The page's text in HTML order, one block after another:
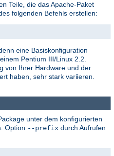
Teile, die das Apache-Paket
folgenden Befehls erstellen:
eine Basiskonfiguration
Pentium III/Linux 2.2.
von Ihrer Hardware und der
haben, sehr stark variieren.
unter dem konfigurierten
Option --prefix durch Aufrufen